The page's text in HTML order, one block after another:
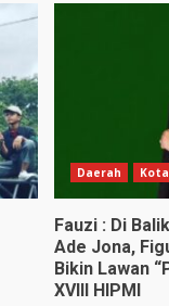
Daerah Kota
Fauzi : Di
Ade Jona,
Bikin Lawan
XVIII HIPMI